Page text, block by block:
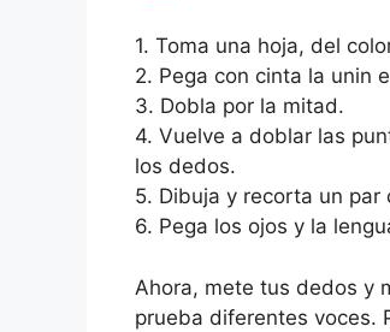
1. Toma una hoja, del
2. Pega con cinta la unin
3. Dobla por la mitad.
4. Vuelve a doblar las
los dedos.
5. Dibuja y recorta un
6. Pega los ojos y la
Ahora, mete tus dedos y
prueba diferentes voces.